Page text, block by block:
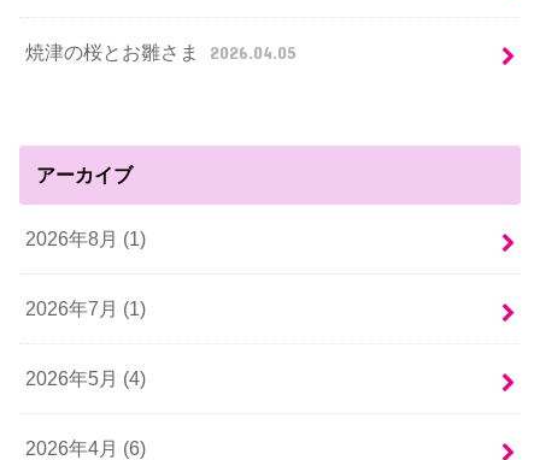
焼津の桜とお雛さま 2026.04.05
アーカイブ
2026年8月 (1)
2026年7月 (1)
2026年5月 (4)
2026年4月 (6)